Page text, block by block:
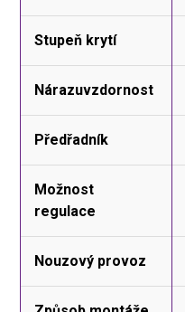
Stupeň krytí
Nárazuvzdornost
Předřadník
Možnost
regulace
Nouzový provoz